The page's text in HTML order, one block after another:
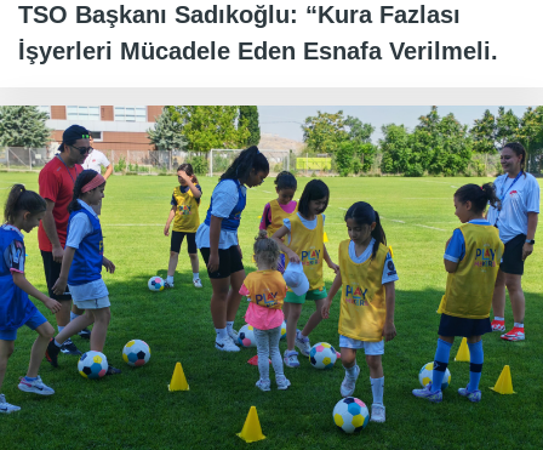
TSO Başkanı Sadıkoğlu: “Kura Fazlası
İşyerleri Mücadele Eden Esnafa Verilmeli.